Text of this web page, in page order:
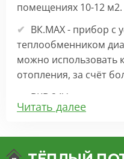
помещениях 10-12 м2.
ВК.МАХ - прибор с
теплообменником
можно использовать
отопления, за счёт
ВКВ 24V –
отопления с
Читать далее